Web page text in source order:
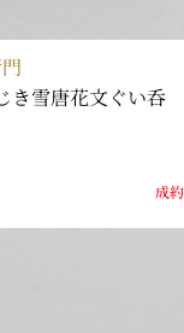
き雪唐花文ぐい呑
成